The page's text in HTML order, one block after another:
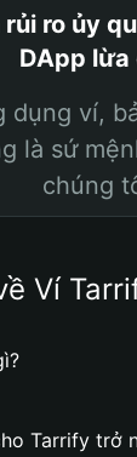
rủi ro ủy
DApp lừa
dụng ví,
là sứ
chúng
Ví
Tarrify trở